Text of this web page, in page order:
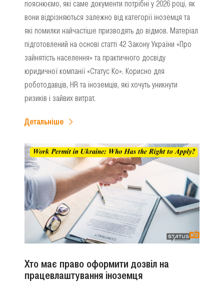
пояснюємо, які саме документи потрібні у 2026 році, як
вони відрізняються залежно від категорії іноземця та
які помилки найчастіше призводять до відмов. Матеріал
підготовлений на основі статті 42 Закону України «Про
зайнятість населення» та практичного досвіду
юридичної компанії «Статус Ко». Корисно для
роботодавців, HR та іноземців, які хочуть уникнути
ризиків і зайвих витрат.
Детальніше
Хто має право оформити дозвіл на
працевлаштування іноземця